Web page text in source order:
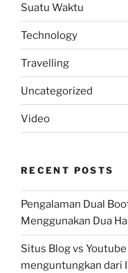
Suatu Waktu
Technology
Travelling
Uncategorized
Video
RECENT POSTS
Pengalaman Dual
Menggunakan Dua
Situs Blog vs
menguntungkan dari